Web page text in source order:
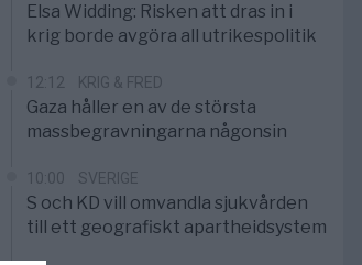
Elsa Widding: Risken att dras in i
krig borde avgöra all utrikespolitik
12:12 KRIG & FRED
Gaza håller en av de största
massbegravningarna någonsin
10:00 SVERIGE
S och KD vill omvandla sjukvården
till ett geografiskt apartheidsystem